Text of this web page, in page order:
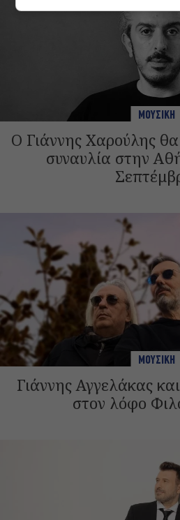
ΜΟΥΣΙΚΗ
Ο Γιάννης Χαρούλης
συναυλία στην
ΜΟΥΣΙΚΗ
Γιάννης Αγγελάκας
στον λόφο